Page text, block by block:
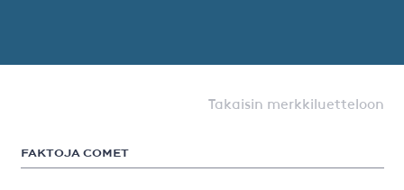
Takaisin merkkiluetteloon
FAKTOJA COMET